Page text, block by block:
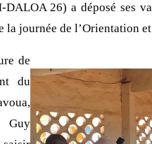
26) a déposé ses
la journée de l’Orientation
de
du
Guy